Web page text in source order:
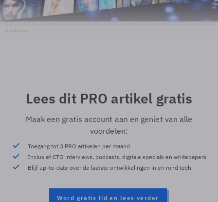
Lees dit PRO artikel gratis
Maak een gratis account aan en geniet van alle
voordelen:
Toegang tot 3 PRO artikelen per maand
Inclusief CTO interviews, podcasts, digitale specials en whitepapers
Blijf up-to-date over de laatste ontwikkelingen in en rond tech
Word gratis lid en lees verder